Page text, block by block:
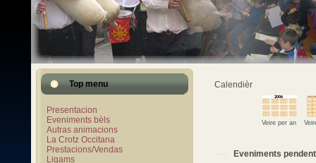
Top menu
Presentacion
Eveniments bèls
Autras animacions
La Crotz Occitana
Prestacions/Vendas
Ligams
Calendièr
Veire per an
Eveniments pendent